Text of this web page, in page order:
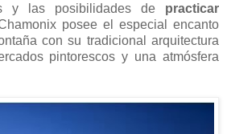
y las posibilidades de practicar
posee el especial encanto
con su tradicional arquitectura
pintorescos y una atmósfera